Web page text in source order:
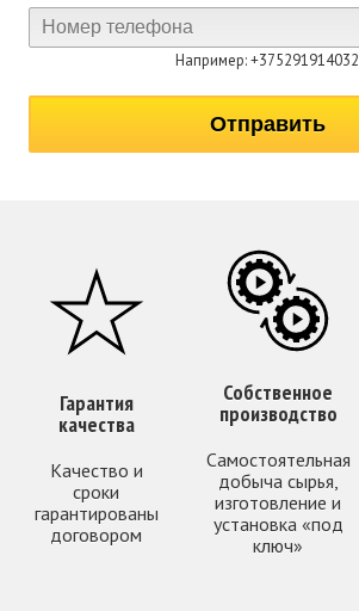
Например: +375291914032
Гарантия
качества
Качество и
сроки
гарантированы
договором
Собственное
производство
Самостоятельная
добыча сырья,
изготовление и
установка «под
ключ»